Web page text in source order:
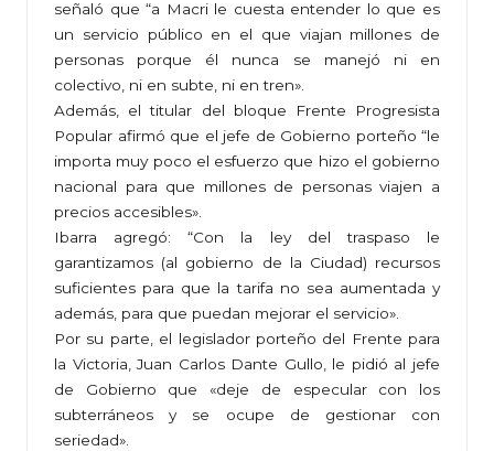
señaló que “a Macri le cuesta entender lo que es
un servicio público en el que viajan millones de
personas porque él nunca se manejó ni en
colectivo, ni en subte, ni en tren».
Además, el titular del bloque Frente Progresista
Popular afirmó que el jefe de Gobierno porteño “le
importa muy poco el esfuerzo que hizo el gobierno
nacional para que millones de personas viajen a
precios accesibles».
Ibarra agregó: “Con la ley del traspaso le
garantizamos (al gobierno de la Ciudad) recursos
suficientes para que la tarifa no sea aumentada y
además, para que puedan mejorar el servicio».
Por su parte, el legislador porteño del Frente para
la Victoria, Juan Carlos Dante Gullo, le pidió al jefe
de Gobierno que «deje de especular con los
subterráneos y se ocupe de gestionar con
seriedad».